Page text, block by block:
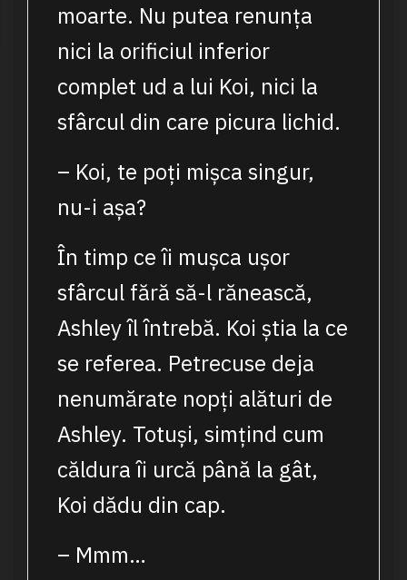
moarte. Nu putea renunța
nici la orificiul inferior
complet ud a lui Koi, nici la
sfârcul din care picura lichid.
– Koi, te poți mișca singur,
nu-i așa?
În timp ce îi mușca ușor
sfârcul fără să-l rănească,
Ashley îl întrebă. Koi știa la ce
se referea. Petrecuse deja
nenumărate nopți alături de
Ashley. Totuși, simțind cum
căldura îi urcă până la gât,
Koi dădu din cap.
– Mmm…